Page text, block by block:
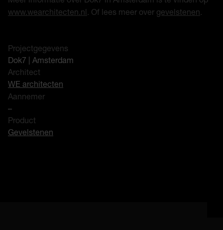
www.wearchitecten.nl . Of lees meer over gevelstenen.
Projectgegevens
Dok7 | Amsterdam
Architect
WE architecten
Aannemer
–
Product
Gevelstenen